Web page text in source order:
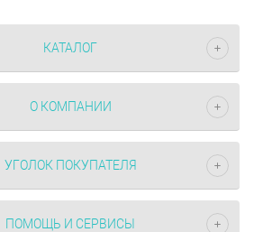
КАТАЛОГ
О КОМПАНИИ
УГОЛОК ПОКУПАТЕЛЯ
ПОМОЩЬ И СЕРВИСЫ